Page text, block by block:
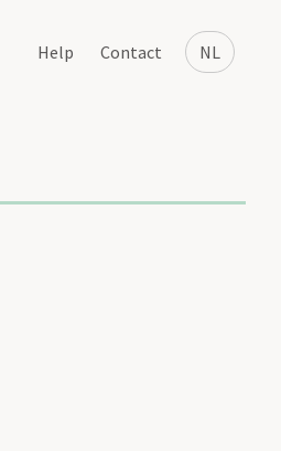
NL
Help Contact